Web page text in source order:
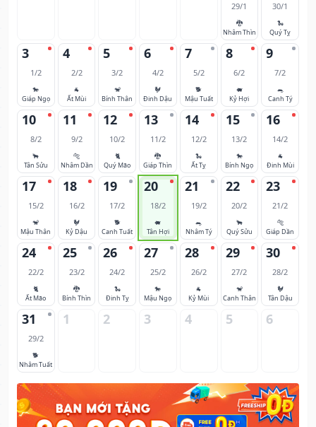
29/1
🐉
Nhâm Thìn
30/1
🐍
Quý Tỵ
3
1/2
🐎
Giáp Ngọ
4
2/2
🐐
Ất Mùi
5
3/2
🐒
Bính Thân
6
4/2
🐓
Đinh Dậu
7
5/2
🐕
Mậu Tuất
8
6/2
🐖
Kỷ Hợi
9
7/2
🐀
Canh Tý
10
8/2
🐂
Tân Sửu
11
9/2
🐅
Nhâm Dần
12
10/2
🐈
Quý Mão
13
11/2
🐉
Giáp Thìn
14
12/2
🐍
Ất Tỵ
15
13/2
🐎
Bính Ngọ
16
14/2
🐐
Đinh Mùi
17
15/2
🐒
Mậu Thân
18
16/2
🐓
Kỷ Dậu
19
17/2
🐕
Canh Tuất
20
18/2
🐖
Tân Hợi
21
19/2
🐀
Nhâm Tý
22
20/2
🐂
Quý Sửu
23
21/2
🐅
Giáp Dần
24
22/2
🐈
Ất Mão
25
23/2
🐉
Bính Thìn
26
24/2
🐍
Đinh Tỵ
27
25/2
🐎
Mậu Ngọ
28
26/2
🐐
Kỷ Mùi
29
27/2
🐒
Canh Thân
30
28/2
🐓
Tân Dậu
31
29/2
🐕
Nhâm Tuất
1 2 3 4 5 6